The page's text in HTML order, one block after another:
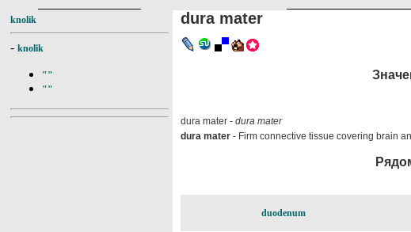
knolik
- knolik
""
""
dura mater
dura mater - dura mater
dura mater - Firm connective tissue covering brain
duodenum